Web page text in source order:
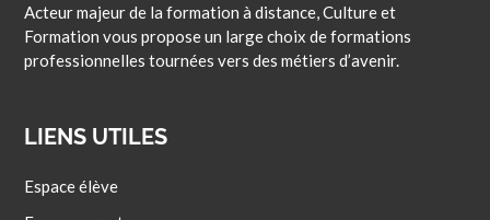
Acteur majeur de la formation à distance, Culture et
Formation vous propose un large choix de formations
professionnelles tournées vers des métiers d’avenir.
LIENS UTILES
Espace élève